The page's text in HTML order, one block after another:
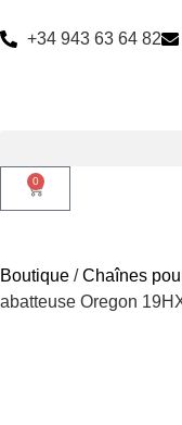
+34 943 63 64 82
0
Boutique /Chaînes
abatteuse Oregon